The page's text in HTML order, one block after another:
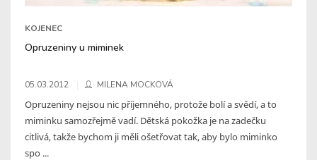
KOJENEC
Opruzeniny u miminek
05.03.2012 MILENA MOCKOVÁ
Opruzeniny nejsou nic příjemného, protože bolí a svědí, a to
miminku samozřejmě vadí. Dětská pokožka je na zadečku
citlivá, takže bychom ji měli ošetřovat tak, aby bylo miminko
spo ...